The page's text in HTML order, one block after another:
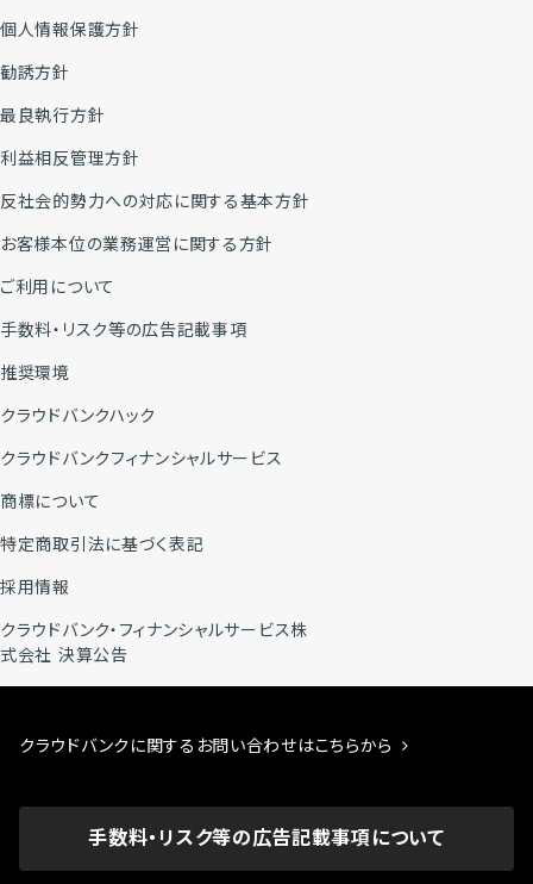
個人情報保護方針
勧誘方針
最良執行方針
利益相反管理方針
反社会的勢力への対応に関する基本方針
お客様本位の業務運営に関する方針
ご利用について
手数料・リスク等の広告記載事項
推奨環境
クラウドバンクハック
クラウドバンクフィナンシャルサービス
商標について
特定商取引法に基づく表記
採用情報
クラウドバンク・フィナンシャルサービス株
式会社 決算公告
クラウドバンクに関するお問い合わせはこちらから
手数料・リスク等の広告記載事項について